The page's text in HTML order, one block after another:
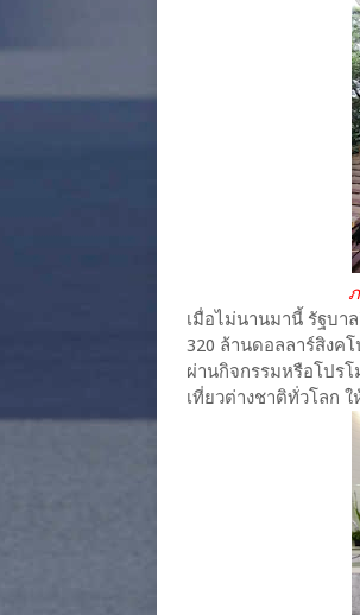
ภ
เมื่อไม่นานมานี้ รัฐบา
320 ล้านดอลลาร์สิงค
ผ่านกิจกรรมหรือโปร
เที่ยวต่างชาติทั่วโลก